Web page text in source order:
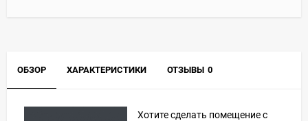
ОБЗОР ХАРАКТЕРИСТИКИ ОТЗЫВЫ 0
Хотите сделать помещение с